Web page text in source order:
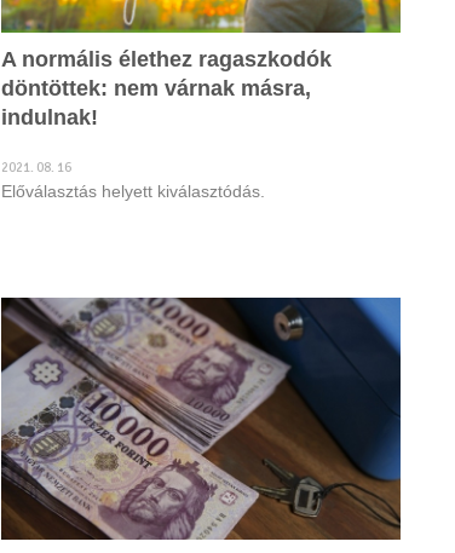
A normális élethez ragaszkodók
döntöttek: nem várnak másra,
indulnak!
2021. 08. 16
Előválasztás helyett kiválasztódás.